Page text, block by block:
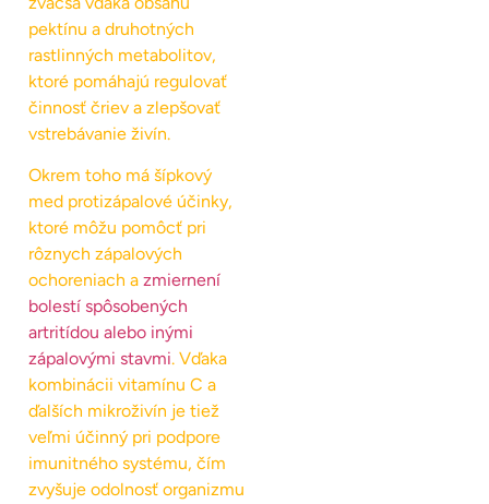
pektínu a druhotných
rastlinných metabolitov,
ktoré pomáhajú regulovať
činnosť čriev a zlepšovať
vstrebávanie živín.
Okrem toho má šípkový
med protizápalové účinky,
ktoré môžu pomôcť pri
rôznych zápalových
ochoreniach a zmiernení
bolestí spôsobených
artritídou alebo inými
zápalovými stavmi. Vďaka
kombinácii vitamínu C a
ďalších mikroživín je tiež
veľmi účinný pri podpore
imunitného systému, čím
zvyšuje odolnosť organizmu